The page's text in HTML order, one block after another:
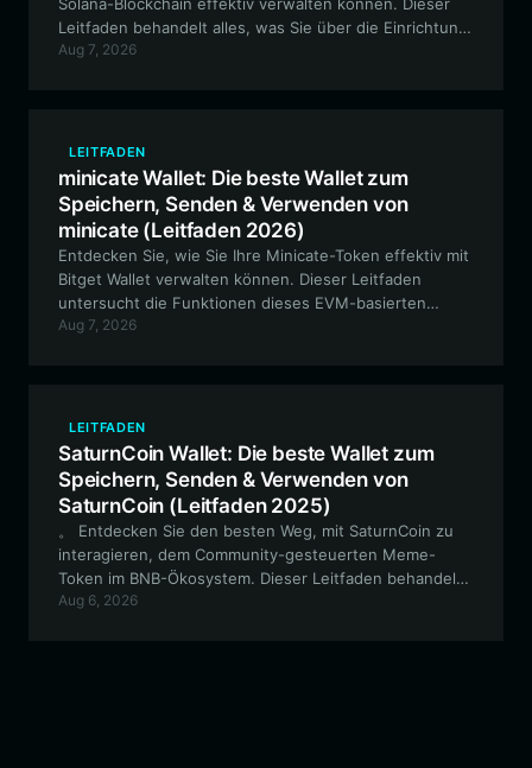
Leitfaden behandelt alles, was Sie über die Einrichtung
einer sicheren MRPOM-Wallet, die Verwaltung Ihrer
Aug 7, 2026
LEITFADEN
minicate Wallet: Die beste Wallet zum
Speichern, Senden & Verwenden von
minicate (Leitfaden 2026)
Entdecken Sie, wie Sie Ihre Minicate-Token effektiv mit
Bitget Wallet verwalten können. Dieser Leitfaden
untersucht die Funktionen dieses EVM-basierten
Meme-Tokens und erklärt, warum Bitget Wallet die
Aug 7, 2026
LEITFADEN
SaturnCoin Wallet: Die beste Wallet zum
Speichern, Senden & Verwenden von
SaturnCoin (Leitfaden 2025)
。 Entdecken Sie den besten Weg, mit SaturnCoin zu
interagieren, dem Community-gesteuerten Meme-
Token im BNB-Ökosystem. Dieser Leitfaden behandelt,
wie Sie SaturnCoin sicher mit dem Bitget Wallet
Aug 6, 2026